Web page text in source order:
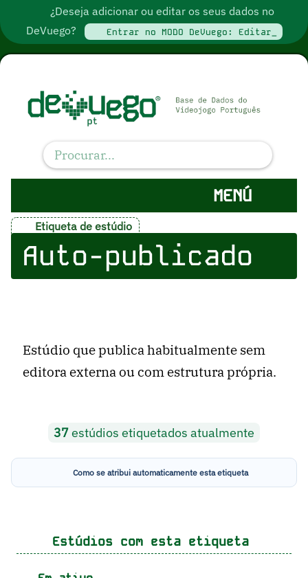
¿Deseja adicionar ou editar os seus dados no
DeVuego?
Entrar no MODO DeVuego: Editar_
MENÚ
Etiqueta de estúdio
Auto-publicado
Estúdio que publica habitualmente sem
editora externa ou com estrutura própria.
37estúdios etiquetados atualmente
Como se atribui automaticamente esta etiqueta
Estúdios com esta etiqueta